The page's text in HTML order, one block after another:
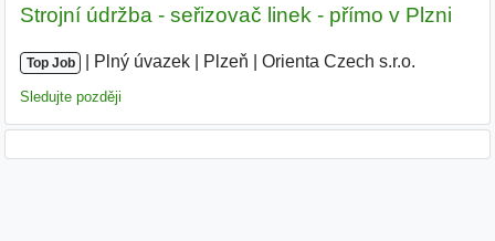
Strojní údržba - seřizovač linek - přímo v Plzni
Top Job Plný úvazek Plzeň Orienta Czech s.r.o.
Sledujte později